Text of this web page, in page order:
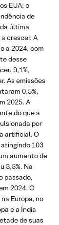
EUA; o
de
última
crescer. A
a 2024, com
desse
9,1%,
As emissões
0,5%,
2025. A
do que a
por
artificial. O
103
aumento de
3,5%. Na
passado,
2024. O
Europa, no
e a Índia
de suas